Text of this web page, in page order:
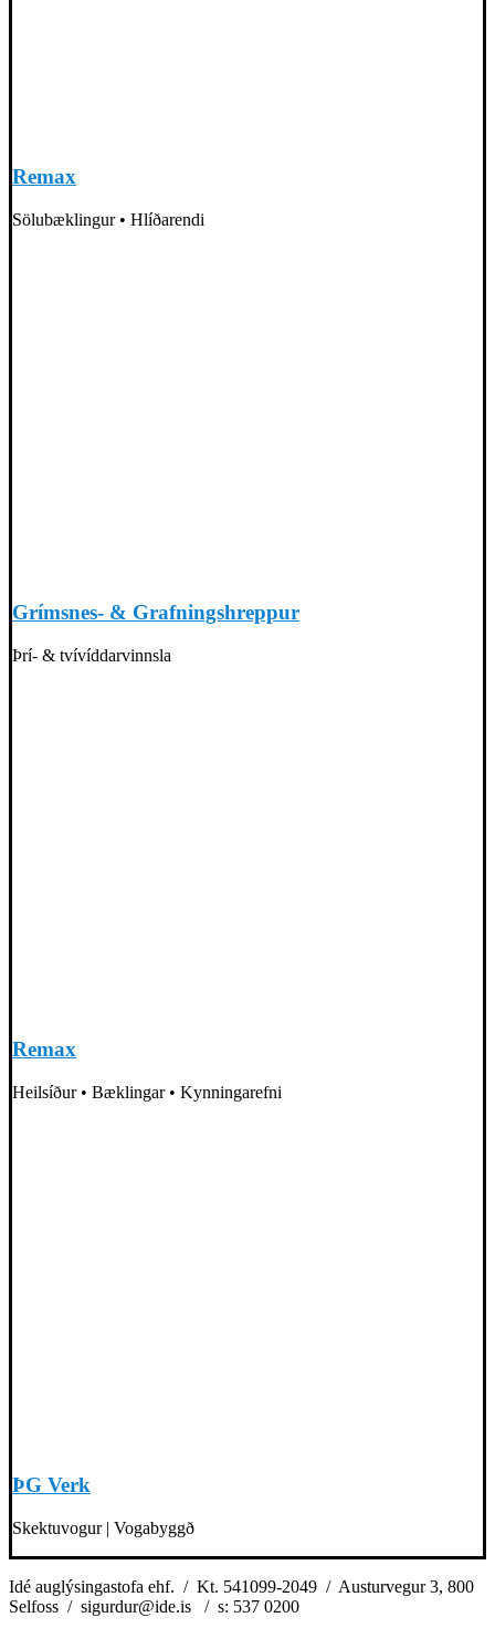
Remax
Sölubæklingur • Hlíðarendi
Grímsnes- & Grafningshreppur
Þrí- & tvívíddarvinnsla
Remax
Heilsíður • Bæklingar • Kynningarefni
ÞG Verk
Skektuvogur | Vogabyggð
Idé auglýsingastofa ehf. / Kt. 541099-2049 / Austurvegur 3, 800
Selfoss / sigurdur@ide.is / s: 537 0200